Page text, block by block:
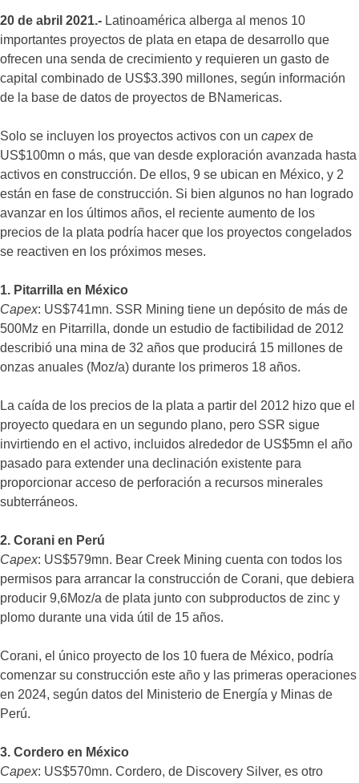
20 de abril 2021.- Latinoamérica alberga al menos 10
importantes proyectos de plata en etapa de desarrollo que
ofrecen una senda de crecimiento y requieren un gasto de
capital combinado de US$3.390 millones, según información
de la base de datos de proyectos de BNamericas.
Solo se incluyen los proyectos activos con un capexde
US$100mn o más, que van desde exploración avanzada hasta
activos en construcción. De ellos, 9 se ubican en México, y 2
están en fase de construcción. Si bien algunos no han logrado
avanzar en los últimos años, el reciente aumento de los
precios de la plata podría hacer que los proyectos congelados
se reactiven en los próximos meses.
1. Pitarrilla en México
Capex: US$741mn. SSR Mining tiene un depósito de más de
500Mz en Pitarrilla, donde un estudio de factibilidad de 2012
describió una mina de 32 años que producirá 15 millones de
onzas anuales (Moz/a) durante los primeros 18 años.
La caída de los precios de la plata a partir del 2012 hizo que el
proyecto quedara en un segundo plano, pero SSR sigue
invirtiendo en el activo, incluidos alrededor de US$5mn el año
pasado para extender una declinación existente para
proporcionar acceso de perforación a recursos minerales
subterráneos.
2. Corani en Perú
Capex: US$579mn. Bear Creek Mining cuenta con todos los
permisos para arrancar la construcción de Corani, que debiera
producir 9,6Moz/a de plata junto con subproductos de zinc y
plomo durante una vida útil de 15 años.
Corani, el único proyecto de los 10 fuera de México, podría
comenzar su construcción este año y las primeras operaciones
en 2024, según datos del Ministerio de Energía y Minas de
Perú.
3. Cordero en México
Capex: US$570mn. Cordero, de Discovery Silver, es otro